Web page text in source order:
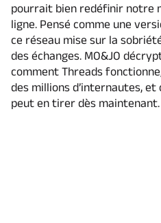
pourrait bien redéfinir notre
ligne. Pensé comme une
ce réseau mise sur la
des échanges. MO&JO
comment Threads
des millions d’internautes,
peut en tirer dès maintenant.